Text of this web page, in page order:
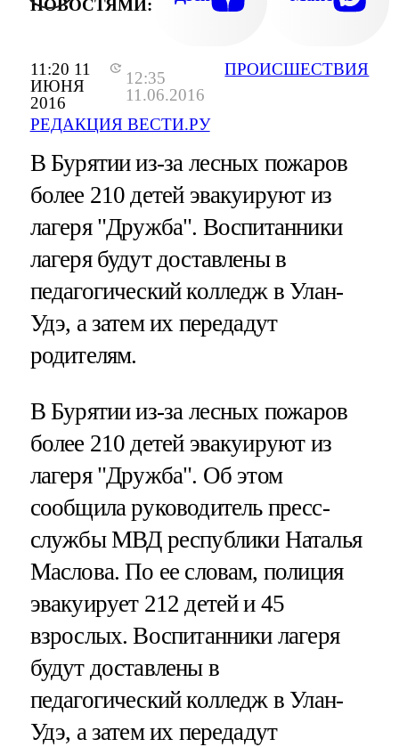
11:20 11
ИЮНЯ
2016
12:35
11.06.2016
РЕДАКЦИЯ ВЕСТИ.РУ
ПРОИСШЕСТВИЯ
НОВОСТЯМИ:
В Бурятии из-за лесных пожаров
более 210 детей эвакуируют из
лагеря "Дружба". Воспитанники
лагеря будут доставлены в
педагогический колледж в Улан-
Удэ, а затем их передадут
родителям.
В Бурятии из-за лесных пожаров
более 210 детей эвакуируют из
лагеря "Дружба". Об этом
сообщила руководитель пресс-
службы МВД республики Наталья
Маслова. По ее словам, полиция
эвакуирует 212 детей и 45
взрослых. Воспитанники лагеря
будут доставлены в
педагогический колледж в Улан-
Удэ, а затем их передадут